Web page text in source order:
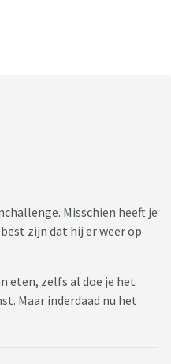
Misschien heeft je
zijn dat hij er weer op
eten, zelfs al doe je het
Maar inderdaad nu het